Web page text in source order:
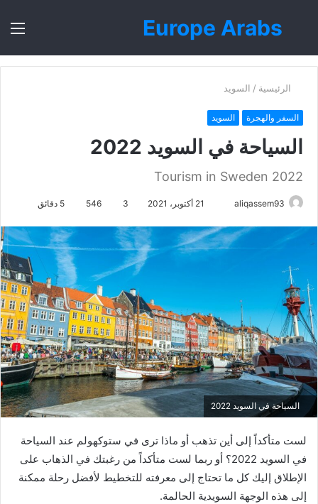
Europe Arabs
بحث
الرئيسية / السويد
السفر والهجرة السويد
السياحة في السويد 2022
Tourism in Sweden 2022
aliqassem93
إلكترونيا
21 أكتوبر، 2021 3
546
السياحة في السويد 2022
لست متأكداً إلى أين تذهب أو ماذا ترى في ستوكهولم عند السياحة
في السويد 2022؟ أو ربما لست متأكداً من رغبتك في الذهاب على
الإطلاق إليك كل ما تحتاج إلى معرفته للتخطيط لأفضل رحلة ممكنة
إلى هذه الوجهة السويدية الحالمة.